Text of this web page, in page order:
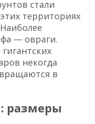
стали
территориях
— овраги.
некогда
в
размеры